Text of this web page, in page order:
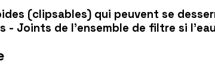
(clipsables) qui peuvent se
- Joints de l'ensemble de filtre si